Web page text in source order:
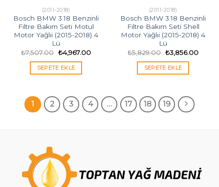
(2011-2018)
Bosch BMW 3.18 Benzinli
Filtre Bakım Seti Motul
Motor Yağlıi (2015-2018) 4
Lü
₺7,507.00 Orijinal
fiyat:
₺7,507.00.
₺4,967.00Şu
SEPETE EKLE
(2011-2018)
Bosch BMW 3.18 Benzinli
Filtre Bakım Seti Shell
Motor Yağlıi (2015-2018) 4
Lü
₺5,829.00 Orijinal
fiyat:
₺5,829.00.
₺3,856.00Şu
SEPETE EKLE
1 2 3 4 … 17 18 19